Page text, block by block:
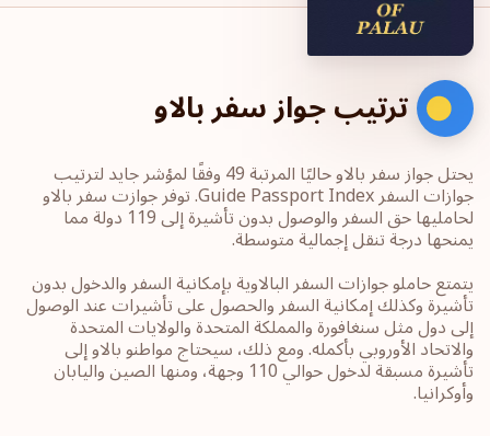
ترتيب جواز سفر بالاو
يحتل جواز سفر بالاو حاليًا المرتبة 49 وفقًا لمؤشر جايد لترتيب
جوازات السفر Guide Passport Index. توفر جوازت سفر بالاو
لحامليها حق السفر والوصول بدون تأشيرة إلى 119 دولة مما
يمنحها درجة تنقل إجمالية متوسطة.
يتمتع حاملو جوازات السفر البالاوية بإمكانية السفر والدخول بدون
تأشيرة وكذلك إمكانية السفر والحصول على تأشيرات عند الوصول
إلى دول مثل سنغافورة والمملكة المتحدة والولايات المتحدة
والاتحاد الأوروبي بأكمله. ومع ذلك، سيحتاج مواطنو بالاو إلى
تأشيرة مسبقة لدخول حوالي 110 وجهة، ومنها الصين واليابان
وأوكرانيا.